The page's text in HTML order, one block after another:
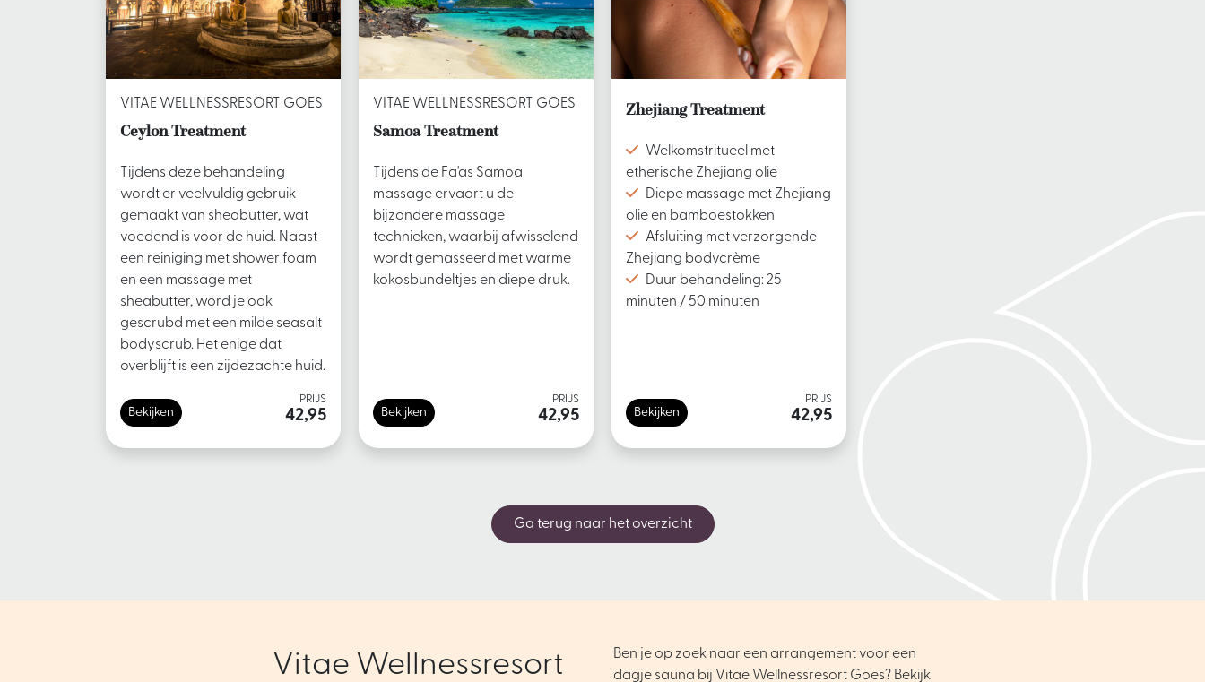
VITAE WELLNESSRESORT GOES
Ceylon Treatment
Tijdens deze behandeling
wordt er veelvuldig gebruik
gemaakt van sheabutter, wat
voedend is voor de huid. Naast
een reiniging met shower foam
en een massage met
sheabutter, word je ook
gescrubd met een milde seasalt
bodyscrub. Het enige dat
overblijft is een zijdezachte huid.
Bekijken
PRIJS
42,95
VITAE WELLNESSRESORT GOES
Samoa Treatment
Tijdens de Fa'as Samoa
massage ervaart u de
bijzondere massage
technieken, waarbij afwisselend
wordt gemasseerd met warme
kokosbundeltjes en diepe druk.
Bekijken
PRIJS
42,95
Zhejiang Treatment
Welkomstritueel met
etherische Zhejiang olie
Diepe massage met Zhejiang
olie en bamboestokken
Afsluiting met verzorgende
Zhejiang bodycrème
Duur behandeling: 25
minuten / 50 minuten
Bekijken
PRIJS
42,95
Ga terug naar het overzicht
Vitae Wellnessresort
Ben je op zoek naar een arrangement voor een
dagje sauna bij Vitae Wellnessresort Goes? Bekijk